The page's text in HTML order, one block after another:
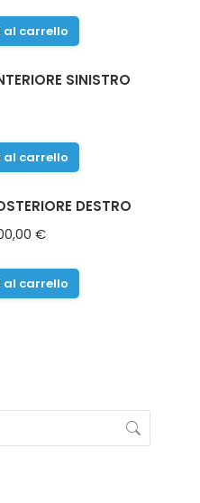
carrello
SINISTRO
carrello
DESTRO
€Il
attuale
carrello